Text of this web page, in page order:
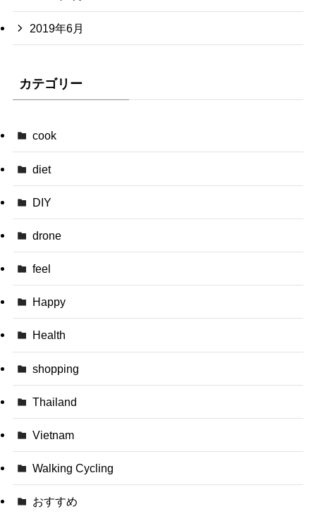
2019年6月
カテゴリー
cook
diet
DIY
drone
feel
Happy
Health
shopping
Thailand
Vietnam
Walking Cycling
おすすめ